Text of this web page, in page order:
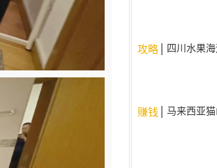
攻略
四川水果
赚钱
马来西亚